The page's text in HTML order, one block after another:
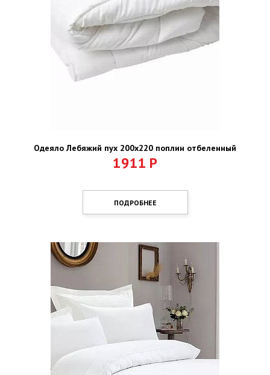
Одеяло Лебяжий пух 200х220 поплин отбеленный
1911 Р
ПОДРОБНЕЕ